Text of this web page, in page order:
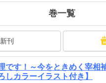
巻一覧
刊
です！～今をときめく宰相
しカラーイラスト付き】